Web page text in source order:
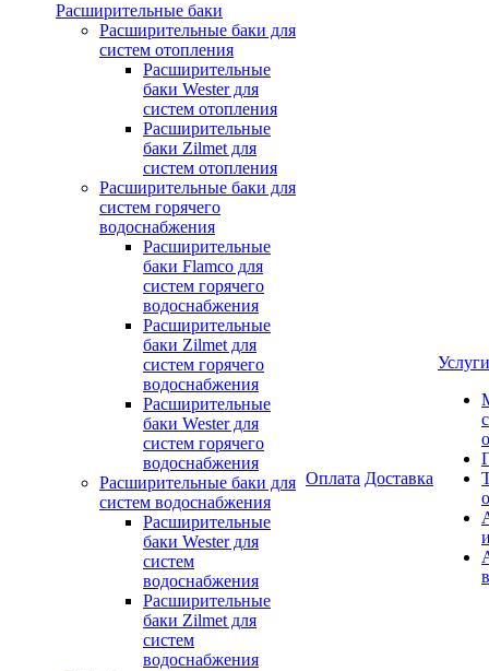
Расширительные баки
Расширительные баки для
систем отопления
Расширительные
баки Wester для
систем отопления
Расширительные
баки Zilmet для
систем отопления
Расширительные баки для
систем горячего
водоснабжения
Расширительные
баки Flamco для
систем горячего
водоснабжения
Расширительные
баки Zilmet для
систем горячего
водоснабжения
Расширительные
баки Wester для
систем горячего
водоснабжения
Расширительные баки для
систем водоснабжения
Расширительные
баки Wester для
систем
водоснабжения
Расширительные
баки Zilmet для
систем
водоснабжения
Оплата Доставка
Услуги